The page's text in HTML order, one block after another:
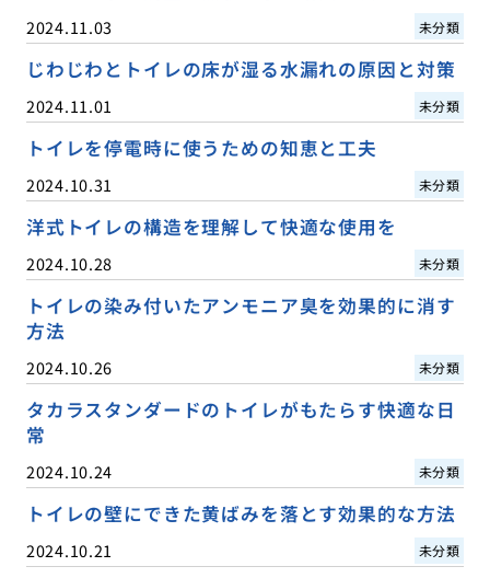
2024.11.03 未分類
じわじわとトイレの床が湿る水漏れの原因と対策
2024.11.01 未分類
トイレを停電時に使うための知恵と工夫
2024.10.31 未分類
洋式トイレの構造を理解して快適な使用を
2024.10.28 未分類
トイレの染み付いたアンモニア臭を効果的に消す
方法
2024.10.26 未分類
タカラスタンダードのトイレがもたらす快適な日
常
2024.10.24 未分類
トイレの壁にできた黄ばみを落とす効果的な方法
2024.10.21 未分類